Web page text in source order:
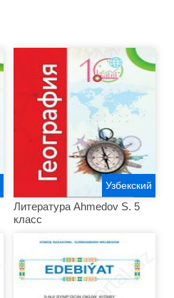
Литература Ahmеdоv S. 5
класс
Узбекский